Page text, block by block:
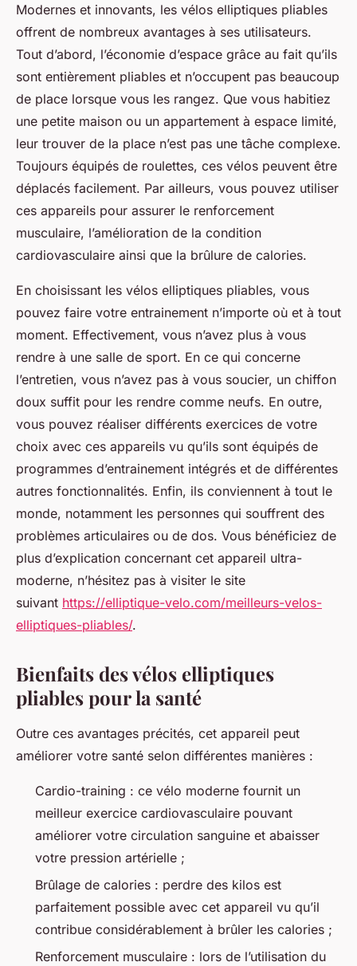
Modernes et innovants, les vélos elliptiques pliables
offrent de nombreux avantages à ses utilisateurs.
Tout d’abord, l’économie d’espace grâce au fait qu’ils
sont entièrement pliables et n’occupent pas beaucoup
de place lorsque vous les rangez. Que vous habitiez
une petite maison ou un appartement à espace limité,
leur trouver de la place n’est pas une tâche complexe.
Toujours équipés de roulettes, ces vélos peuvent être
déplacés facilement. Par ailleurs, vous pouvez utiliser
ces appareils pour assurer le renforcement
musculaire, l’amélioration de la condition
cardiovasculaire ainsi que la brûlure de calories.
En choisissant les vélos elliptiques pliables, vous
pouvez faire votre entrainement n’importe où et à tout
moment. Effectivement, vous n’avez plus à vous
rendre à une salle de sport. En ce qui concerne
l’entretien, vous n’avez pas à vous soucier, un chiffon
doux suffit pour les rendre comme neufs. En outre,
vous pouvez réaliser différents exercices de votre
choix avec ces appareils vu qu’ils sont équipés de
programmes d’entrainement intégrés et de différentes
autres fonctionnalités. Enfin, ils conviennent à tout le
monde, notamment les personnes qui souffrent des
problèmes articulaires ou de dos. Vous bénéficiez de
plus d’explication concernant cet appareil ultra-
moderne, n’hésitez pas à visiter le site
suivant https://elliptique-velo.com/meilleurs-velos-
elliptiques-pliables/.
Bienfaits des vélos elliptiques
pliables pour la santé
Outre ces avantages précités, cet appareil peut
améliorer votre santé selon différentes manières :
Cardio-training : ce vélo moderne fournit un
meilleur exercice cardiovasculaire pouvant
améliorer votre circulation sanguine et abaisser
votre pression artérielle ;
Brûlage de calories : perdre des kilos est
parfaitement possible avec cet appareil vu qu’il
contribue considérablement à brûler les calories ;
Renforcement musculaire : lors de l’utilisation du